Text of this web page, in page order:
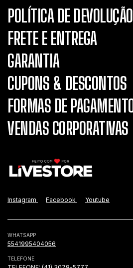
POLÍTICA DE DEVOLUÇÃO
FRETE E ENTREGA
GARANTIA
CUPONS & DESCONTOS
FORMAS DE
VENDAS CORPORATIVAS
Instagram Facebook Youtube
WHATSAPP
5541995404056
TELEFONE